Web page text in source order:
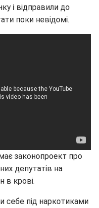
і відправили до
поки невідомі.
законопроект про
депутатів на
в крові.
себе під наркотиками